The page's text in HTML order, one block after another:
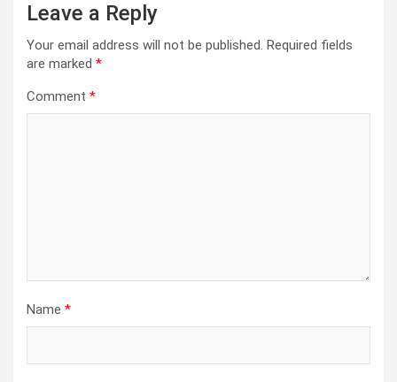
Leave a Reply
Your email address will not be published. Required fields
are marked *
Comment *
Name *